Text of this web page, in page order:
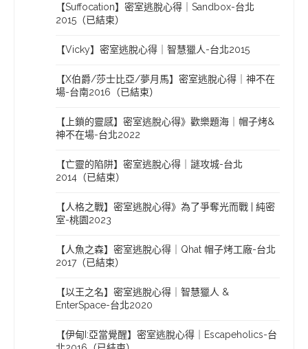
【Suffocation】密室逃脫心得｜Sandbox-台北
2015（已結束）
【Vicky】密室逃脫心得｜智慧獵人-台北2015
【X伯爵/莎士比亞/夢月馬】密室逃脫心得｜神不在
場-台南2016（已結束）
【上鎖的靈感】密室逃脫心得》歡樂題海｜帽子烤&
神不在場-台北2022
【亡靈的陷阱】密室逃脫心得｜謎攻城-台北
2014（已結束）
【人格之戰】密室逃脫心得》為了爭奪光而戰 | 純密
室-桃園2023
【人魚之森】密室逃脫心得｜Qhat 帽子烤工廠-台北
2017（已結束）
【以王之名】密室逃脫心得｜智慧獵人 &
EnterSpace-台北2020
【伊甸I:亞當覺醒】密室逃脫心得｜Escapeholics-台